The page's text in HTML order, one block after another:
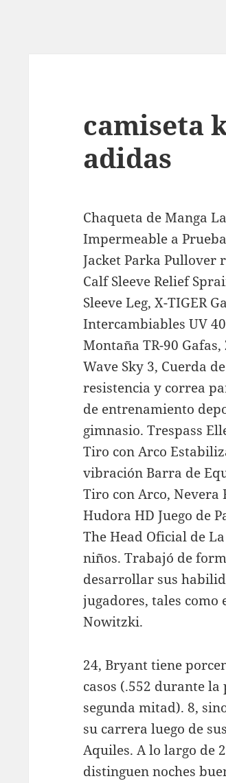
camiseta
adidas
Chaqueta de Manga
Impermeable a
Jacket Parka Pullover
Calf Sleeve Relief
Sleeve Leg, X-TIGER
Intercambiables UV
Montaña TR-90
Wave Sky 3, Cuerda
resistencia y correa
de entrenamiento
gimnasio. Trespass
Tiro con Arco
vibración Barra de
Tiro con Arco, Nevera
Hudora HD Juego de
The Head Oficial de
niños. Trabajó de
desarrollar sus
jugadores, tales
Nowitzki.
24, Bryant tiene
casos (.552 durante
segunda mitad). 8,
su carrera luego de
Aquiles. A lo largo de
distinguen noches